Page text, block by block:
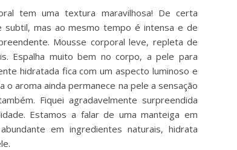
tem uma textura maravilhosa! De certa
subtil, mas ao mesmo tempo é intensa e de
Mousse corporal leve, repleta de
Espalha muito bem no corpo, a pele para
hidratada fica com um aspecto luminoso e
o aroma ainda permanece na pele a sensação
Fiquei agradavelmente surpreendida
Estamos a falar de uma manteiga em
em ingredientes naturais, hidrata